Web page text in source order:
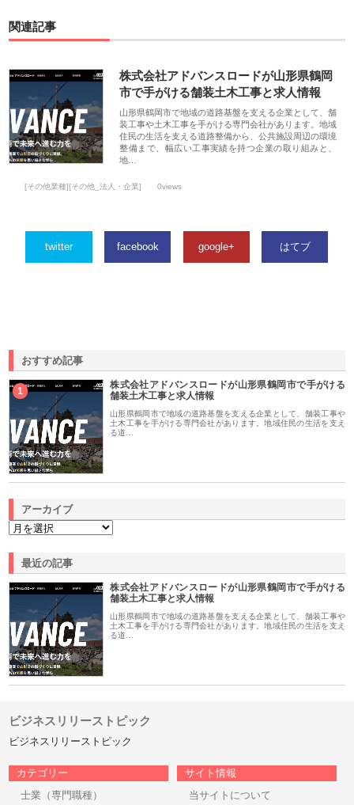
関連記事
株式会社アドバンスロードが山形県鶴岡
市で手がける舗装土木工事と求人情報
山形県鶴岡市で地域の道路基盤を支える企業として、舗
装工事や土木工事を手がける専門会社があります。地域
住民の生活を支える道路整備から、公共施設周辺の環境
整備まで、幅広い工事実績を持つ企業の取り組みと、
地…
[その他業種][その他_法人・企業] 0views
twitter facebook google+ はてブ
おすすめ記事
1
株式会社アドバンスロードが山形県鶴岡市で手がける
舗装土木工事と求人情報
山形県鶴岡市で地域の道路基盤を支える企業として、舗装工事や
土木工事を手がける専門会社があります。地域住民の生活を支え
る道…
アーカイブ
最近の記事
株式会社アドバンスロードが山形県鶴岡市で手がける
舗装土木工事と求人情報
山形県鶴岡市で地域の道路基盤を支える企業として、舗装工事や
土木工事を手がける専門会社があります。地域住民の生活を支え
る道…
ビジネスリリーストピック
ビジネスリリーストピック
カテゴリー
士業（専門職種）
サイト情報
当サイトについて